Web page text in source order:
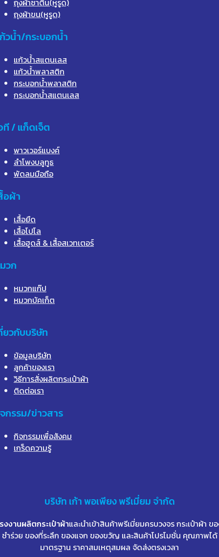
ถุงผ้าขน(หูรูด)
วน้ำ/กระบอกน้ำ
แก้วน้ำสแตนเลส
แก้วน้ำพลาสติก
กระบอกน้ำพลาสติก
กระบอกน้ำสแตนเลส
ที / แก็ดเจ็ต
พาวเวอร์แบงค์
ลำโพงบลูทูธ
พัดลมมือถือ
อผ้า
เสื้อยืด
เสื้อโปโล
เสื้อฮูดส์ & เสื้อสเวทเตอร์
วก
หมวกแก๊ป
หมวกบัคเก็ต
ยวกับบริษัท
ข้อมูลบริษัท
ลูกค้าของเรา
วิธีการสั่งผลิตกระเป๋าผ้า
ติดต่อเรา
กรรม/ข่าวสาร
กิจกรรมเพื่อสังคม
เกร็ดความรู้
บริษัท เก้าพอเพียง พรีเมี่ยม จำกัด
งงานผลิตกระเป๋าผ้าและนำเข้าสินค้าพรีเมี่ยมครบวงจร กระเป๋าผ้า ข
ชำร่วย ของที่ระลึก ของแจก ของขวัญ และสินค้าโปรโมชั่น คุณภาพได้
มาตรฐาน ราคาสมเหตุสมผล จัดส่งตรงเวลา